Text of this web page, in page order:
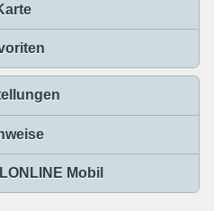
Mobil